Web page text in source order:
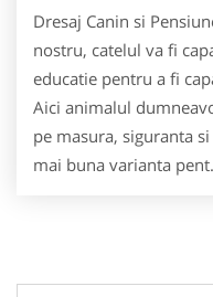
Dresaj Canin si
nostru, catelul va fi
educatie pentru a fi
Aici animalul
pe masura, siguranta
mai buna varianta